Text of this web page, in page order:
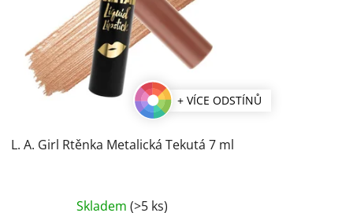
+ VÍCE ODSTÍNŮ
L. A. Girl Rtěnka Metalická Tekutá 7 ml
Skladem(>5 ks)